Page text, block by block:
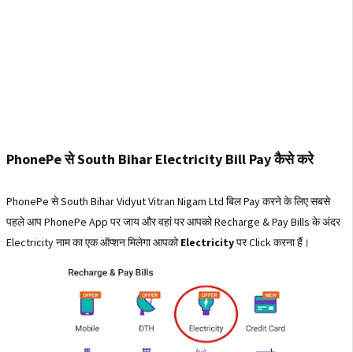
PhonePe से South Bihar Electricity Bill Pay कैसे करे
PhonePe से South Bihar Vidyut Vitran Nigam Ltd बिल Pay करने के लिए सबसे
पहले आप PhonePe App पर जाय और वहां पर आपको Recharge & Pay Bills के अंदर
Electricity नाम का एक ऑप्शन मिलेगा आपकोElectricityपर Click करना हैं।